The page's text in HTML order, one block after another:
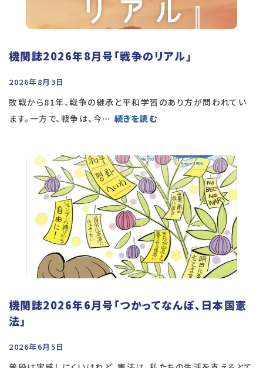
機関誌2026年8月号「戦争のリアル」
2026年8月3日
敗戦から81年、戦争の継承と平和学習のあり方が問われてい
ます。一方で、戦争は、今… 続きを読む
機関誌2026年6月号「つかってなんぼ、日本国憲
法」
2026年6月5日